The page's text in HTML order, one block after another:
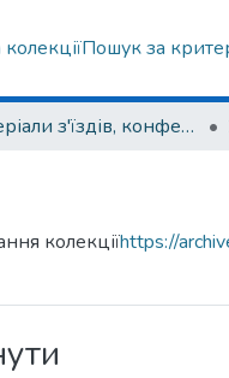
Пошук за
Матеріали з'їздів, конференцій, симпозіумів та ін.
колекціїhttps://